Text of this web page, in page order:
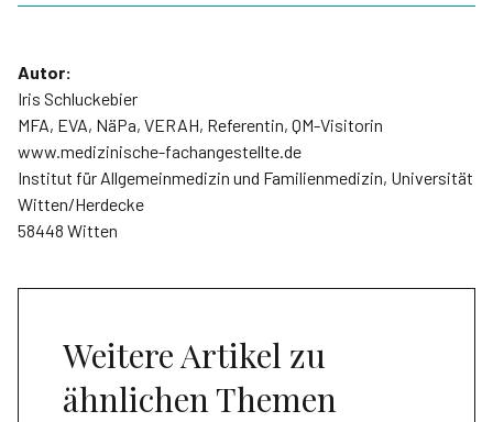
Autor:
Iris Schluckebier
MFA, EVA, NäPa, VERAH, Referentin, QM-Visitorin
www.medizinische-fachangestellte.de
Institut für Allgemeinmedizin und Familienmedizin, Universität
Witten/Herdecke
58448 Witten
Weitere Artikel zu
ähnlichen Themen